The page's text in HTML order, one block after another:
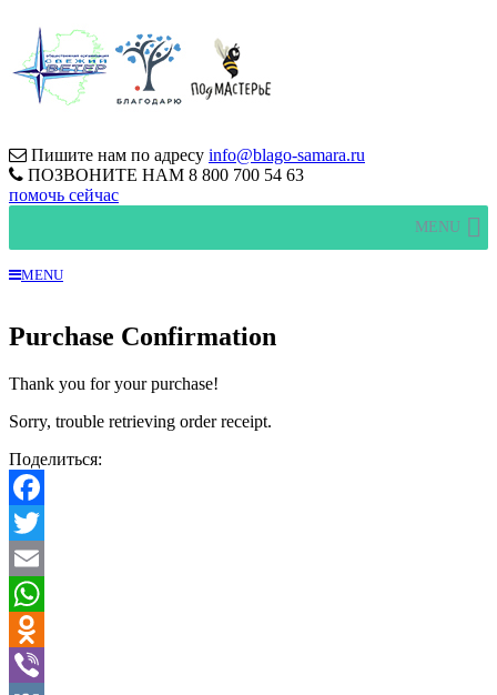
Пишите нам по адресу info@blago-samara.ru
ПОЗВОНИТЕ НАМ 8 800 700 54 63
помочь сейчас
MENU
MENU
Purchase Confirmation
Thank you for your purchase!
Sorry, trouble retrieving order receipt.
Поделиться:
Facebook
Twitter
Email
WhatsApp
Odnoklassniki